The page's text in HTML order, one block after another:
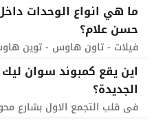
ما هي انواع الوحدات
حسن علام؟
فيلات - تاون هاوس - توين
اين يقع كمبوند سوان
الجديدة؟
فى قلب التجمع الاول بشارع